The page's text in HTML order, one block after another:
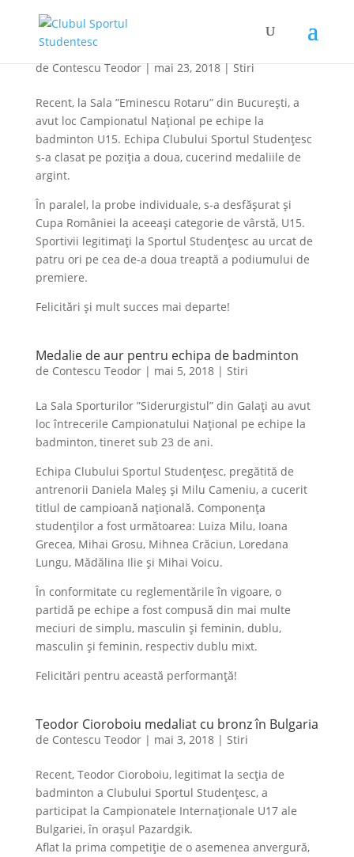
deContescu Teodor|mai 23, 2018|Stiri
Recent, la Sala ”Eminescu Rotaru” din București, a
avut loc Campionatul Național pe echipe la
badminton U15. Echipa Clubului Sportul Studențesc
s-a clasat pe poziția a doua, cucerind medaliile de
argint.
În paralel, la probe individuale, s-a desfășurat și
Cupa României la aceeași categorie de vârstă, U15.
Sportivii legitimați la Sportul Studențesc au urcat de
patru ori pe cea de-a doua treaptă a podiumului de
premiere.
Felicitări și mult succes mai departe!
Medalie de aur pentru echipa de badminton
de Contescu Teodor| mai 5, 2018| Stiri
La Sala Sporturilor ”Siderurgistul” din Galați au avut
loc întrecerile Campionatului Național pe echipe la
badminton, tineret sub 23 de ani.
Echipa Clubului Sportul Studențesc, pregătită de
antrenorii Daniela Maleș și Milu Cameniu, a cucerit
titlul de campioană națională. Componența
studenților a fost următoarea: Luiza Milu, Ioana
Grecea, Mihai Grosu, Mihnea Crăciun, Loredana
Lungu, Mădălina Ilie și Mihai Voicu.
În conformitate cu reglementările în vigoare, o
partidă pe echipe a fost compusă din mai multe
meciuri de simplu, masculin și feminin, dublu,
masculin și feminin, respectiv dublu mixt.
Felicitări pentru această performanță!
Teodor Cioroboiu medaliat cu bronz în Bulgaria
de Contescu Teodor| mai 3, 2018| Stiri
Recent, Teodor Cioroboiu, legitimat la secția de
badminton a Clubului Sportul Studențesc, a
participat la Campionatele Internaționale U17 ale
Bulgariei, în orașul Pazardgik.
Aflat la prima competiție de o asemenea anvergură,